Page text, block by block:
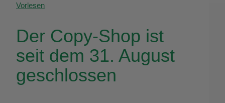
Vorlesen
Der Copy-Shop ist
seit dem 31. August
geschlossen